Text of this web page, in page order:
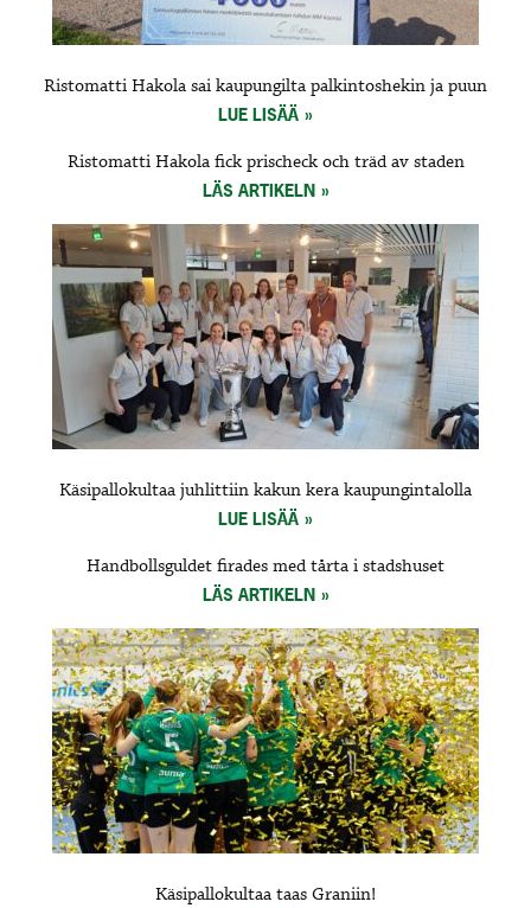
Ristomatti Hakola sai kaupungilta palkintoshekin ja puun
LUE LISÄÄ
Ristomatti Hakola fick prischeck och träd av staden
LÄS ARTIKELN
Käsipallokultaa juhlittiin kakun kera kaupungintalolla
LUE LISÄÄ
Handbollsguldet firades med tårta i stadshuset
LÄS ARTIKELN
Käsipallokultaa taas Graniin!